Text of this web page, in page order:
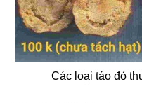
Các loại táo đỏ